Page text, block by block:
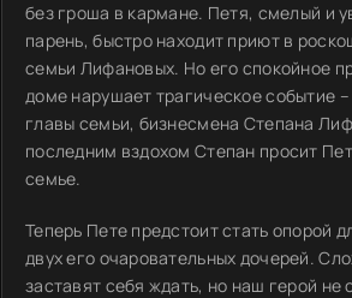
без гроша в кармане. Петя, смелый и
парень, быстро находит приют в
семьи Лифановых. Но его спокойное
доме нарушает трагическое событие
главы семьи, бизнесмена Степана
последним вздохом Степан просит
семье.
Теперь Пете предстоит стать опорой
двух его очаровательных дочерей.
заставят себя ждать, но наш герой не